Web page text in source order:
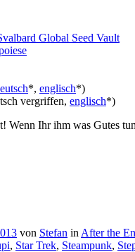
Global Seed Vault
*, englisch*)
vergriffen, englisch*)
Wenn Ihr ihm was Gutes
von Stefan in After the
, Star Trek, Steampunk,